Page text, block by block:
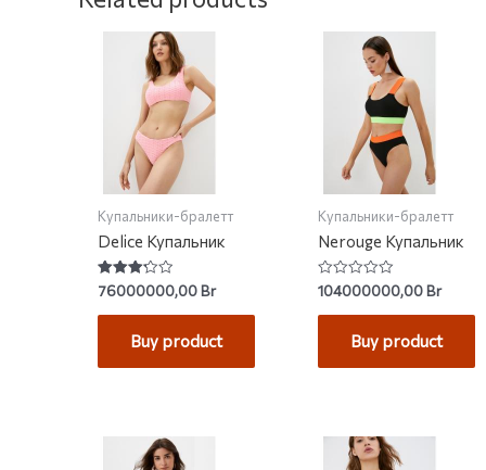
Купальники-бралетт
Delice Купальник
Rated
3.25
out of 5
76000000,00Br
Buy product
Купальники-бралетт
Nerouge Купальник
Rated
0
out
104000000,00Br
Buy product